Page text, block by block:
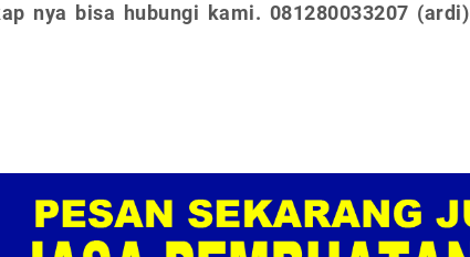
nya bisa hubungi kami. 081280033207 (ardi)